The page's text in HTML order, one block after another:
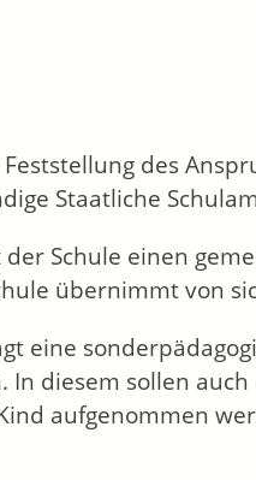
des
Staatliche
Schule einen
übernimmt von
eine
In diesem sollen
aufgenommen